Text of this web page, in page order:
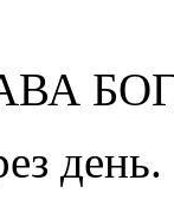
день.